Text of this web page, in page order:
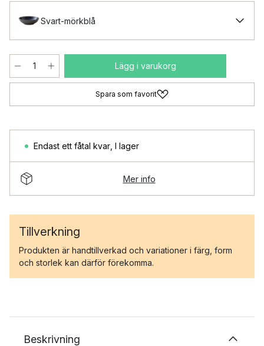
Svart-mörkblå
Lägg i varukorg
Spara som favorit
Endast ett fåtal kvar I lager
Mer info
Tillverkning
Produkten är handtillverkad och variationer i färg, form
och storlek kan därför förekomma.
Beskrivning